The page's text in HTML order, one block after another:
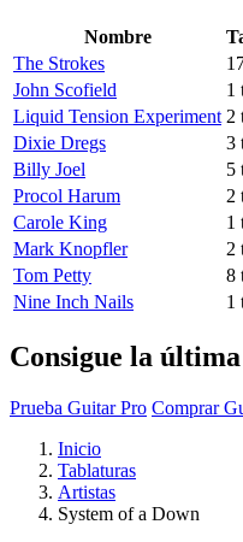
Nombre
The Strokes
John Scofield
1
Liquid Tension Experiment 2
Dixie Dregs
3
Billy Joel
5
Procol Harum
2
Carole King
1
Mark Knopfler
2
Tom Petty
8
Nine Inch Nails
1
Consigue la
Prueba Guitar Pro Comprar
Inicio
Tablaturas
Artistas
System of a Down